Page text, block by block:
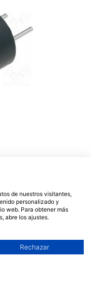
tipo
paso
de nuestros visitantes,
personalizado y
web. Para obtener más
abre los ajustes.
Rechazar